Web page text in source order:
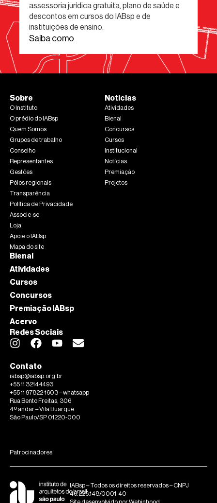
assessoria jurídica gratuita, plano de saúde e
descontos em cursos do IABsp e de
instituições de ensino.
Saiba como
Sobre
O Instituto
O prédio do IABsp
Quem Somos
Grupos de trabalho
Conselho
Representantes
Gestões
Pólos regionais
Transparência
Política de Privacidade
Associe-se
Loja
Apoie o IABsp
Mapa do site
Notícias
Atividades
Bienal
Concursos
Cursos
Institucional
Notícias
Premiação
Projetos
Bienal
Atividades
Cursos
Concursos
Premiação IABsp
Acervo
Redes Sociais
Contato
iabsp@iabsp.org.br
+55 11 3214-1493
+55 11 97822-1603 – whatsapp
Rua Bento Freitas, 306
4º andar – Vila Buarque
São Paulo/SP 01220-000
Patrocinadores
IABsp – Todos os direitos reservados – CNPJ
46.226.148/0001-40
Site desenvolvido porWebinhood.